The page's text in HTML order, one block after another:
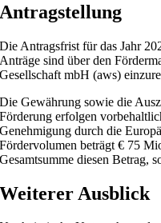
Antragstellung
Die Antragsfrist für das Jahr
Anträge sind über den
Gesellschaft mbH (aws)
Die Gewährung sowie die
Förderung erfolgen
Genehmigung durch die
Fördervolumen beträgt € 75
Gesamtsumme diesen Betrag,
Weiterer Ausblick